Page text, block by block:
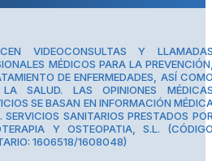
VIDEOCONSULTAS Y
MÉDICOS PARA LA
DE ENFERMEDADES, ASÍ
SALUD. LAS OPINIONES
SE BASAN EN INFORMACIÓN
SERVICIOS SANITARIOS PRESTADOS
Y OSTEOPATIA, S.L.
1606518/1608048)